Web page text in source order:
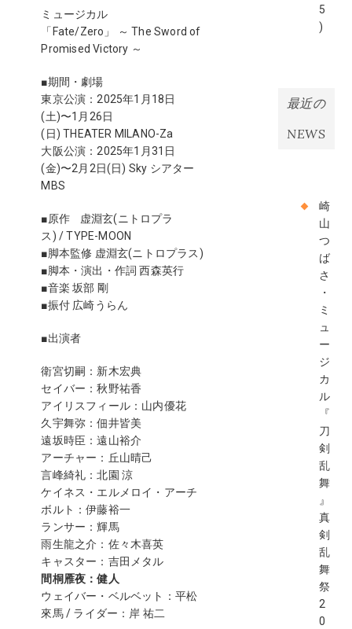
ミュージカル
「Fate/Zero」 ～ The Sword of
Promised Victory ～
■期間・劇場
東京公演：2025年1月18日
(土)〜1月26日
(日) THEATER MILANO-Za
大阪公演：2025年1月31日
(金)〜2月2日(日) Sky シアター
MBS
■原作 虚淵玄(ニトロプラ
ス) / TYPE-MOON
■脚本監修 虚淵玄(ニトロプラス)
■脚本・演出・作詞 西森英行
■音楽 坂部 剛
■振付 広崎うらん
■出演者
衛宮切嗣：新木宏典
セイバー：秋野祐香
アイリスフィール：山内優花
久宇舞弥：佃井皆美
遠坂時臣：遠山裕介
アーチャー：丘山晴己
言峰綺礼：北園 涼
ケイネス・エルメロイ・アーチ
ボルト：伊藤裕一
ランサー：輝馬
雨生龍之介：佐々木喜英
キャスター：吉田メタル
間桐雁夜：健人
ウェイバー・ベルベット：平松
來馬 / ライダー：岸 祐二
5
)
最近の
NEWS
崎
山
つ
ば
さ
・
ミ
ュ
ー
ジ
カ
ル
『
刀
剣
乱
舞
』
真
剣
乱
舞
祭
2
0